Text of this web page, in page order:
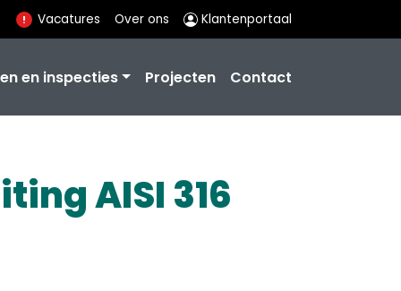
Vacatures Over ons Klantenportaal
en inspecties Projecten Contact
AISI 316